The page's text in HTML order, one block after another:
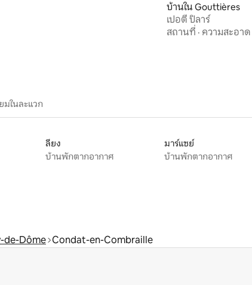
บ้านใน Gouttières
เปอตี ปิลาร์
สถานที่ · ความสะอาด
ในละแวก
ลียง
บ้านพักตากอากาศ
มาร์แซย์
บ้านพักตากอากาศ
de-Dôme Condat-en-Combraille